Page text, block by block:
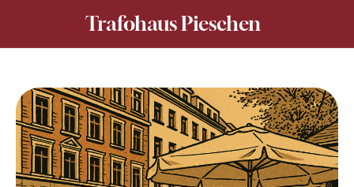
Trafohaus Pieschen